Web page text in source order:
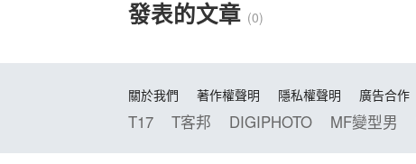
發表的文章 (0)
關於我們 著作權聲明 隱私權聲明 廣告合作
T17 T客邦 DIGIPHOTO MF變型男